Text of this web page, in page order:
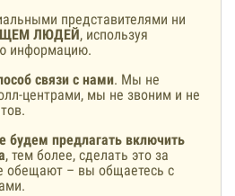
представителями ни
ЛЮДЕЙ, используя
информацию.
связи с нами. Мы не
центрами, мы не звоним и не
будем предлагать включить
, тем более, сделать это за
обещают – вы общаетесь с